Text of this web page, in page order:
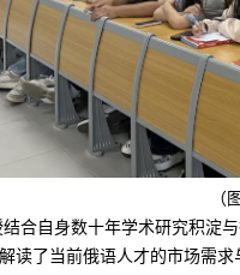
（ 图
合自身数十年学术研究积淀
读了当前俄语人才的市场需